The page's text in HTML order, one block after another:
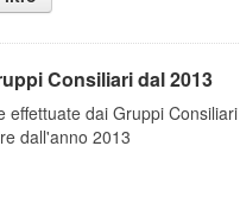
Consiliari dal 2013
effettuate dai Gruppi
dall'anno 2013